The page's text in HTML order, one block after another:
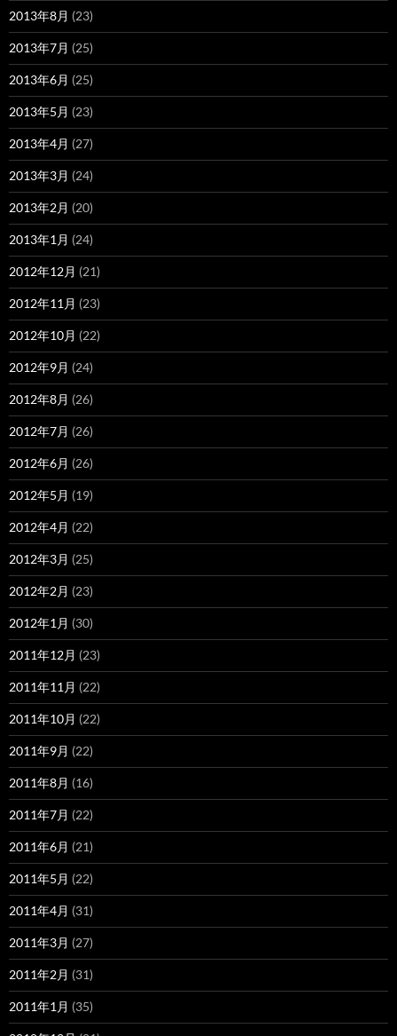
2013年8月 (23)
2013年7月 (25)
2013年6月 (25)
2013年5月 (23)
2013年4月 (27)
2013年3月 (24)
2013年2月 (20)
2013年1月 (24)
2012年12月 (21)
2012年11月 (23)
2012年10月 (22)
2012年9月 (24)
2012年8月 (26)
2012年7月 (26)
2012年6月 (26)
2012年5月 (19)
2012年4月 (22)
2012年3月 (25)
2012年2月 (23)
2012年1月 (30)
2011年12月 (23)
2011年11月 (22)
2011年10月 (22)
2011年9月 (22)
2011年8月 (16)
2011年7月 (22)
2011年6月 (21)
2011年5月 (22)
2011年4月 (31)
2011年3月 (27)
2011年2月 (31)
2011年1月 (35)